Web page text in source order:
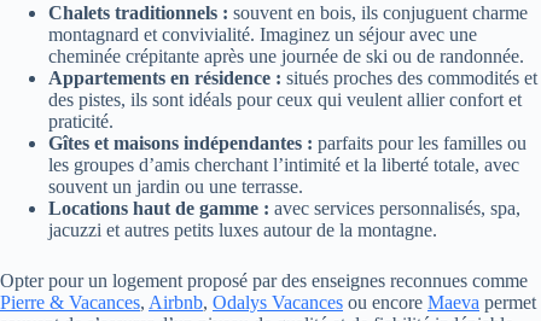
Chalets traditionnels : souvent en bois, ils conjuguent charme
montagnard et convivialité. Imaginez un séjour avec une
cheminée crépitante après une journée de ski ou de randonnée.
Appartements en résidence : situés proches des commodités et
des pistes, ils sont idéals pour ceux qui veulent allier confort et
praticité.
Gîtes et maisons indépendantes : parfaits pour les familles ou
les groupes d’amis cherchant l’intimité et la liberté totale, avec
souvent un jardin ou une terrasse.
Locations haut de gamme : avec services personnalisés, spa,
jacuzzi et autres petits luxes autour de la montagne.
Opter pour un logement proposé par des enseignes reconnues comme
Pierre & Vacances, Airbnb, Odalys Vacances ou encore Maeva permet